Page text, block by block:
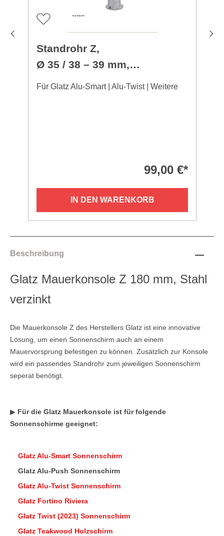
Standrohr Z,
Ø 35 / 38 – 39 mm,
Stahl verzinkt
Für Glatz Alu-Smart | Alu-Twist | Weitere
99,00 €*
IN DEN WARENKORB
Beschreibung
Glatz Mauerkonsole Z 180 mm, Stahl
verzinkt
Die Mauerkonsole Z des Herstellers Glatz ist eine innovative
Lösung, um einen Sonnenschirm auch an einem
Mauervorsprung befestigen zu können. Zusätzlich zur Konsole
wird ein passendes Standrohr zum jeweiligen Sonnenschirm
seperat benötigt.
▶ Für die Glatz Mauerkonsole ist für folgende
Sonnenschirme geeignet:
Glatz Alu-Smart Sonnenschirm
Glatz Alu-Push Sonnenschirm
Glatz Alu-Twist Sonnenschirm
Glatz Fortino Riviera
Glatz Twist (2023) Sonnenschirm
Glatz Teakwood Holzschirm